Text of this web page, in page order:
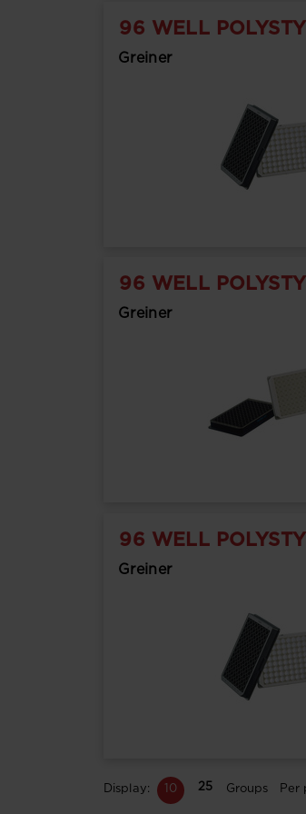
96 WELL
Greiner
96 WELL
Greiner
96 WELL
Greiner
Display: 10 25 Groups Per